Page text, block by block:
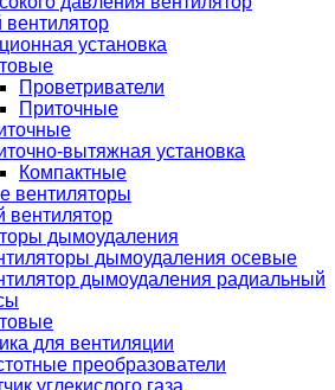
установка
Проветриватели
Приточные
вытяжная установка
Компактные
вентиляторы
вентилятор
дымоудаления
дымоудаления осевые
дымоудаления радиальный
для вентиляции
преобразователи
углекислого газа